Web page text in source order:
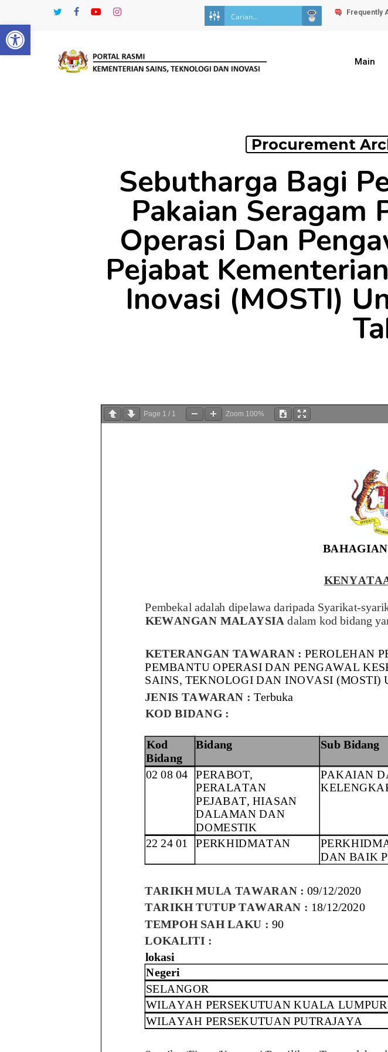
Open toolbar
main
twitterfacebookyoutubeinstagram Frequently
Main
Procurement
Sebutharga Bagi
Pakaian Seragam
Operasi Dan
Pejabat
Inovasi (MOSTI)
Page 1 / 1 Zoom 100%